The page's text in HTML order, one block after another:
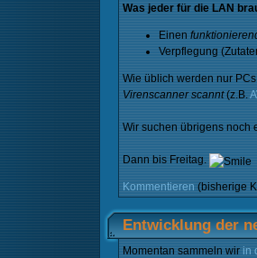
Was jeder für die LAN
Einen
Verpflegung
Wie üblich werden nur
Virenscanner scannt(z.B.
Wir suchen übrigens noch
Dann bis Freitag.
Kommentieren (bisherige
Entwicklung der
Momentan sammeln wir in